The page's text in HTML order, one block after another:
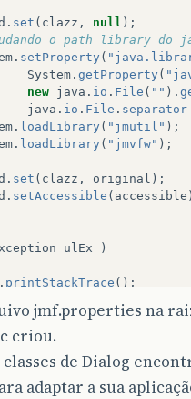
. set ( clazz , null );
o path library do
. setProperty (
System . getProperty (
new java . io . File ( "" ).
java . io . File . separator
. loadLibrary ( "jmutil" );
. loadLibrary ( "jmvfw" );
. set ( clazz , original );
. setAccessible ( accessible
ulEx
)
. printStackTrace ();
"Falha de arquivos
de Academias
.
);
jmf.properties na
criou.
de Dialog
adaptar a sua